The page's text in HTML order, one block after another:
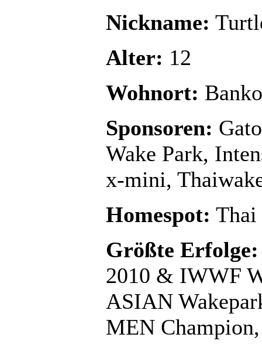
Nickname:
Alter: 12
Wohnort:
Sponsoren:
Wake Park,
x-mini,
Homespot: Thai
Größte Erfolge:
2010 & IWWF
ASIAN
MEN